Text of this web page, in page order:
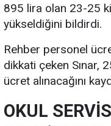
895 lira olan 23-25
yükseldiğini bildirdi.
Rehber personel
dikkati çeken Sınar,
ücret alınacağını
OKUL